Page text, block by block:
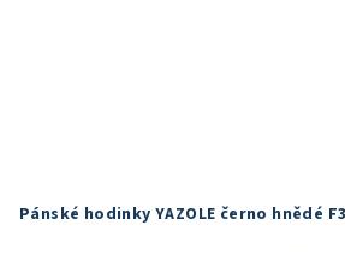
Pánské hodinky YAZOLE černo hnědé